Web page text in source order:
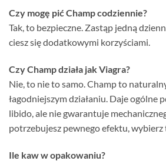
Czy mogę pić Champ codziennie?
Tak, to bezpieczne. Zastąp jedną
ciesz się dodatkowymi korzyściami.
Czy Champ działa jak Viagra?
Nie, to nie to samo. Champ to
łagodniejszym działaniu. Daje ogólne
libido, ale nie gwarantuje
potrzebujesz pewnego efektu, wybierz
Ile kaw w opakowaniu?